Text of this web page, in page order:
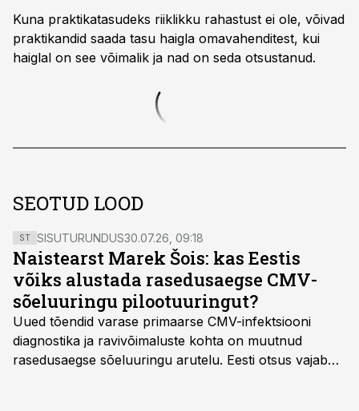
Kuna praktikatasudeks riiklikku rahastust ei ole, võivad
praktikandid saada tasu haigla omavahenditest, kui
haiglal on see võimalik ja nad on seda otsustanud.
SEOTUD LOOD
ST SISUTURUNDUS30.07.26, 09:18
Naistearst Marek Šois: kas Eestis
võiks alustada rasedusaegse CMV-
sõeluuringu pilootuuringut?
Uued tõendid varase primaarse CMV-infektsiooni
diagnostika ja ravivõimaluste kohta on muutnud
rasedusaegse sõeluuringu arutelu. Eesti otsus vajab